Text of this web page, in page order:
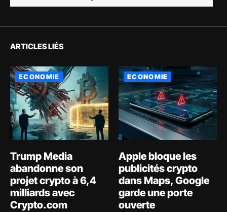
ARTICLES LIÉS
ECONOMIE
Trump Media
abandonne son
projet crypto à 6,4
milliards avec
Crypto.com
ECONOMIE
Apple bloque les
publicités crypto
dans Maps, Google
garde une porte
ouverte